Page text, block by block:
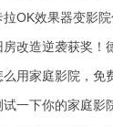
OK效果器变影院低管？多炮玩家省钱
房改造逆袭获奖！德国阿斯顿这套
用家庭影院，免费看
一下你的家庭影院效果如何，